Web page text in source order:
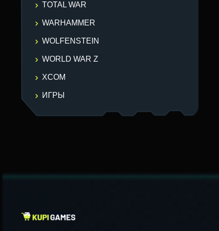
TOTAL WAR
WARHAMMER
WOLFENSTEIN
WORLD WAR Z
XCOM
ИГРЫ